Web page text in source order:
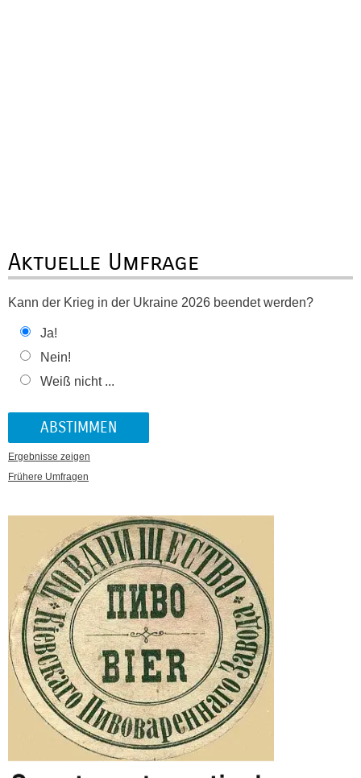
Aktuelle Umfrage
Kann der Krieg in der Ukraine 2026 beendet werden?
Ja!
Nein!
Weiß nicht ...
Ergebnisse zeigen
Frühere Umfragen